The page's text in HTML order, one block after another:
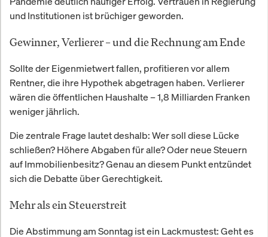
und Institutionen ist brüchiger geworden.
Gewinner, Verlierer – und die Rechnung am Ende
Sollte der Eigenmietwert fallen, profitieren vor allem
Rentner, die ihre Hypothek abgetragen haben. Verlierer
wären die öffentlichen Haushalte – 1,8 Milliarden Franken
weniger jährlich.
Die zentrale Frage lautet deshalb: Wer soll diese Lücke
schließen? Höhere Abgaben für alle? Oder neue Steuern
auf Immobilienbesitz? Genau an diesem Punkt entzündet
sich die Debatte über Gerechtigkeit.
Mehr als ein Steuerstreit
Die Abstimmung am Sonntag ist ein Lackmustest: Geht es